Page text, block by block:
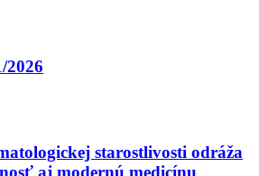
2026
starostlivosti odráža
aj modernú medicínu